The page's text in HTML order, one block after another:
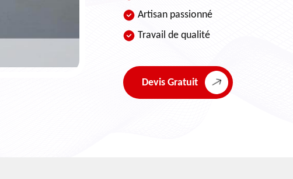
Artisan passionné
Travail de qualité
Devis Gratuit